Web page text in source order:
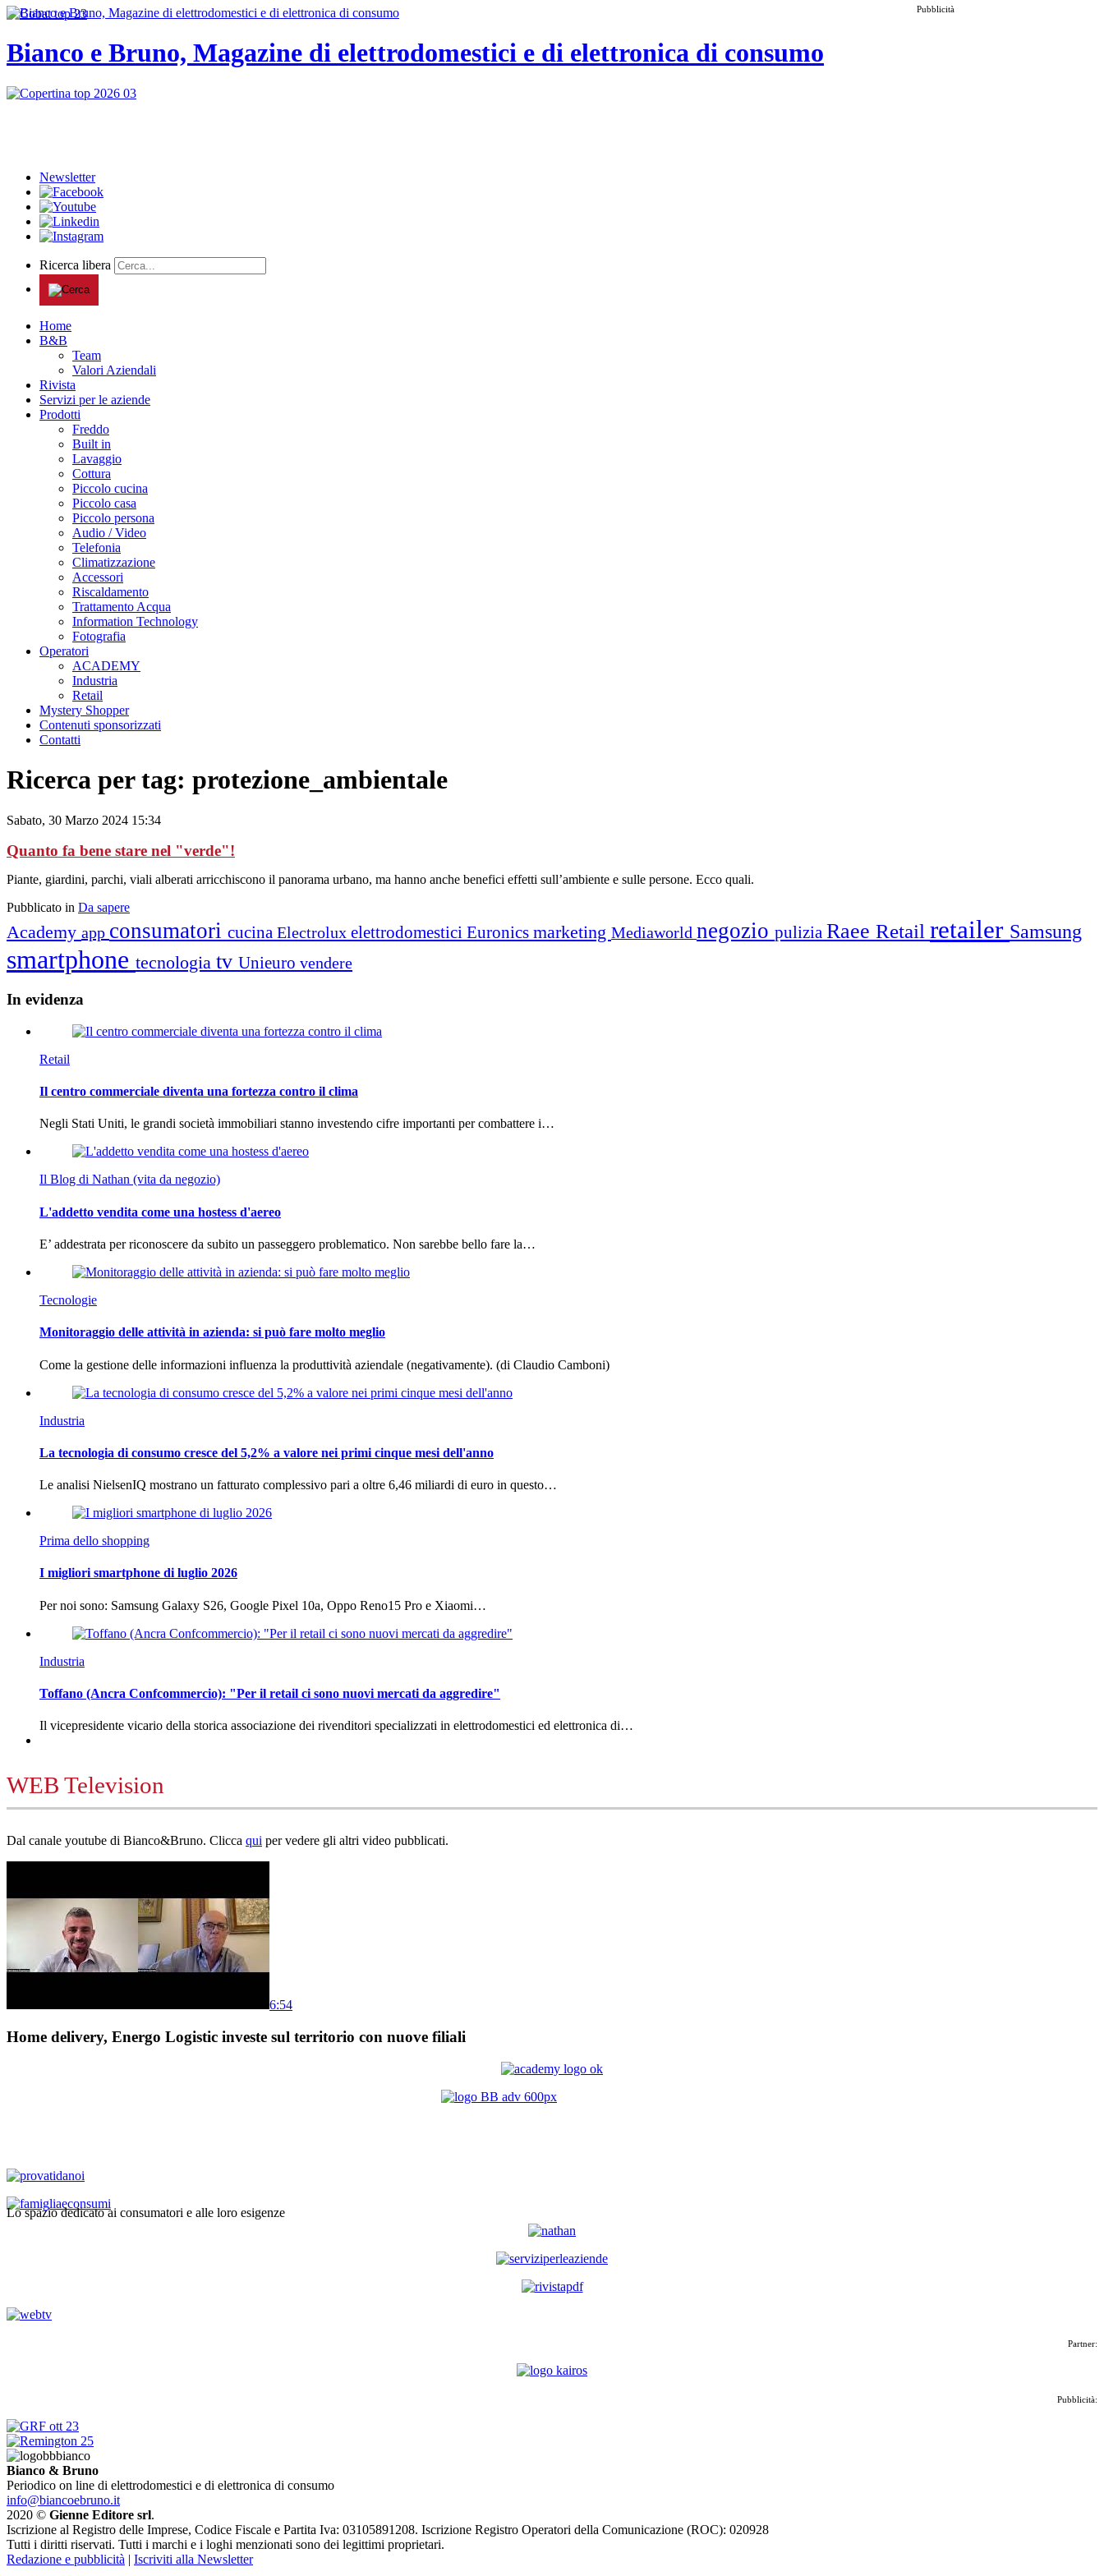
Pubblicità
Bianco e Bruno, Magazine di elettrodomestici e di elettronica di consumo
Newsletter
Ricerca libera
Home
B&B
Team
Valori Aziendali
Rivista
Servizi per le aziende
Prodotti
Freddo
Built in
Lavaggio
Cottura
Piccolo cucina
Piccolo casa
Piccolo persona
Audio / Video
Telefonia
Climatizzazione
Accessori
Riscaldamento
Trattamento Acqua
Information Technology
Fotografia
Operatori
ACADEMY
Industria
Retail
Mystery Shopper
Contenuti sponsorizzati
Contatti
Ricerca per tag: protezione_ambientale
Sabato, 30 Marzo 2024 15:34
Quanto fa bene stare nel "verde"!
Piante, giardini, parchi, viali alberati arricchiscono il panorama urbano, ma hanno anche benefici effetti sull’ambiente e sulle persone. Ecco quali.
Pubblicato in Da sapere
Academy app consumatori cucina Electrolux elettrodomestici Euronics marketing Mediaworld negozio pulizia Raee Retail retailer Samsung
smartphone tecnologia tv Unieuro vendere
In evidenza
Retail
Il centro commerciale diventa una fortezza contro il clima
Negli Stati Uniti, le grandi società immobiliari stanno investendo cifre importanti per combattere i…
Il Blog di Nathan (vita da negozio)
L'addetto vendita come una hostess d'aereo
E’ addestrata per riconoscere da subito un passeggero problematico. Non sarebbe bello fare la…
Tecnologie
Monitoraggio delle attività in azienda: si può fare molto meglio
Come la gestione delle informazioni influenza la produttività aziendale (negativamente). (di Claudio Camboni)
Industria
La tecnologia di consumo cresce del 5,2% a valore nei primi cinque mesi dell'anno
Le analisi NielsenIQ mostrano un fatturato complessivo pari a oltre 6,46 miliardi di euro in questo…
Prima dello shopping
I migliori smartphone di luglio 2026
Per noi sono: Samsung Galaxy S26, Google Pixel 10a, Oppo Reno15 Pro e Xiaomi…
Industria
Toffano (Ancra Confcommercio): "Per il retail ci sono nuovi mercati da aggredire"
Il vicepresidente vicario della storica associazione dei rivenditori specializzati in elettrodomestici ed elettronica di…
WEB Television
Dal canale youtube di Bianco&Bruno. Clicca qui per vedere gli altri video pubblicati.
6:54
Home delivery, Energo Logistic investe sul territorio con nuove filiali
Lo spazio dedicato ai consumatori e alle loro esigenze
Partner:
Pubblicità:
Bianco & Bruno
Periodico on line di elettrodomestici e di elettronica di consumo
info@biancoebruno.it
2020 © Gienne Editore srl.
Iscrizione al Registro delle Imprese, Codice Fiscale e Partita Iva: 03105891208. Iscrizione Registro Operatori della Comunicazione (ROC): 020928
Tutti i diritti riservati. Tutti i marchi e i loghi menzionati sono dei legittimi proprietari.
Redazione e pubblicità | Iscriviti alla Newsletter